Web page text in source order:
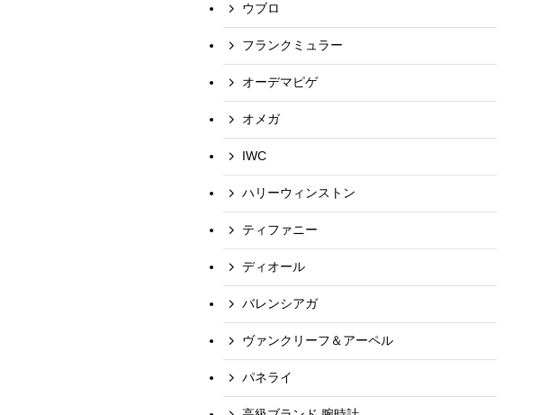
ウブロ
フランクミュラー
オーデマピゲ
オメガ
IWC
ハリーウィンストン
ティファニー
ディオール
バレンシアガ
ヴァンクリーフ＆アーペル
パネライ